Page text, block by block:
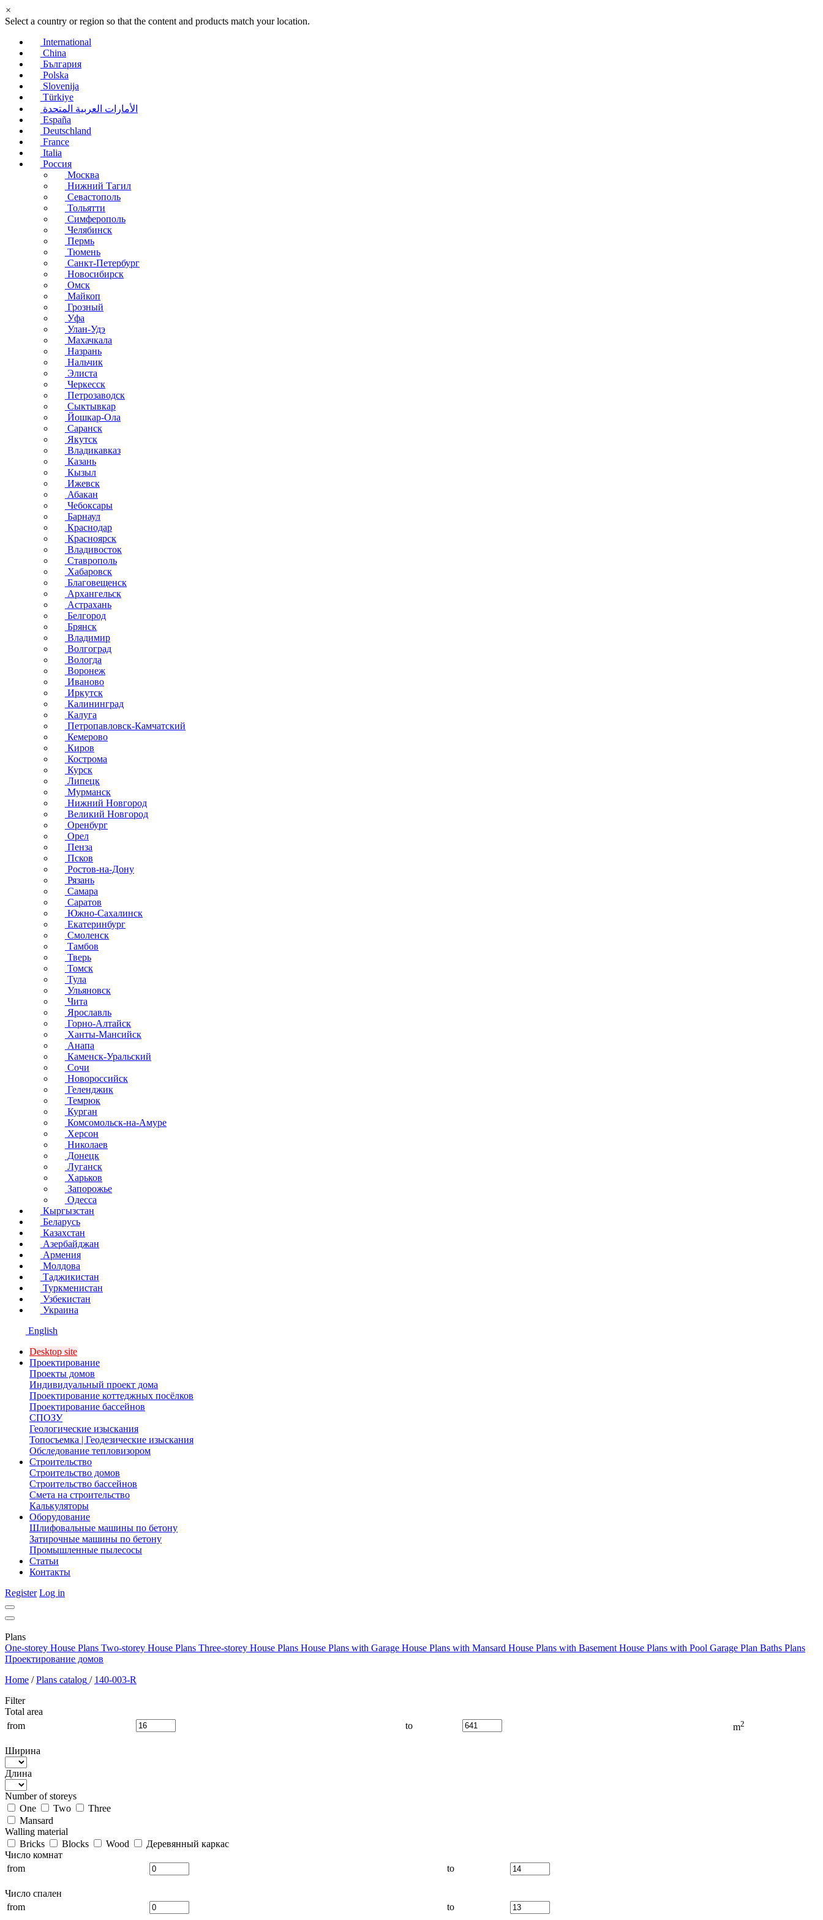
×
Select a country or region so that the content and products match your location.
International
China
България
Polska
Slovenija
Türkiye
الأمارات العربية المتحدة
España
Deutschland
France
Italia
Россия
Москва
Нижний Тагил
Севастополь
Тольятти
Симферополь
Челябинск
Пермь
Тюмень
Санкт-Петербург
Новосибирск
Омск
Майкоп
Грозный
Уфа
Улан-Удэ
Махачкала
Назрань
Нальчик
Элиста
Черкесск
Петрозаводск
Сыктывкар
Йошкар-Ола
Саранск
Якутск
Владикавказ
Казань
Кызыл
Ижевск
Абакан
Чебоксары
Барнаул
Краснодар
Красноярск
Владивосток
Ставрополь
Хабаровск
Благовещенск
Архангельск
Астрахань
Белгород
Брянск
Владимир
Волгоград
Вологда
Воронеж
Иваново
Иркутск
Калининград
Калуга
Петропавловск-Камчатский
Кемерово
Киров
Кострома
Курск
Липецк
Мурманск
Нижний Новгород
Великий Новгород
Оренбург
Орел
Пенза
Псков
Ростов-на-Дону
Рязань
Самара
Саратов
Южно-Сахалинск
Екатеринбург
Смоленск
Тамбов
Тверь
Томск
Тула
Ульяновск
Чита
Ярославль
Горно-Алтайск
Ханты-Мансийск
Анапа
Каменск-Уральский
Сочи
Новороссийск
Геленджик
Темрюк
Курган
Комсомольск-на-Амуре
Херсон
Николаев
Донецк
Луганск
Харьков
Запорожье
Одесса
Кыргызстан
Беларусь
Казахстан
Азербайджан
Армения
Молдова
Таджикистан
Туркменистан
Узбекистан
Украина
English
Desktop site
Проектирование
Проекты домов
Индивидуальный проект дома
Проектирование коттеджных посёлков
Проектирование бассейнов
СПОЗУ
Геологические изыскания
Топосъемка | Геодезические изыскания
Обследование тепловизором
Строительство
Строительство домов
Строительство бассейнов
Смета на строительство
Калькуляторы
Оборудование
Шлифовальные машины по бетону
Затирочные машины по бетону
Промышленные пылесосы
Статьи
Контакты
Register Log in
Plans
One-storey House Plans Two-storey House Plans Three-storey House Plans House Plans with Garage House Plans with Mansard House Plans with Basement House Plans with Pool Garage Plan Baths Plans
Проектирование домов
Home / Plans catalog / 140-003-R
Filter
Total area
from
to m2
Ширина
Длина
Number of storeys
One
Two
Three
Mansard
Walling material
Bricks
Blocks Wood
Деревянный каркас
Число комнат
from
to
Число спален
from
to